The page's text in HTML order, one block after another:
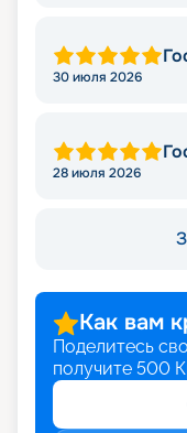
30 июля 2026
28 июля 2026
Как вам
Поделитесь
получите 500